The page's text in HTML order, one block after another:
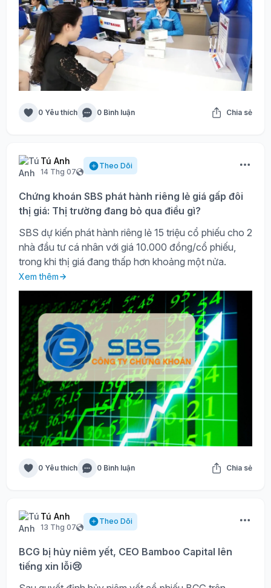
0 Yêu thích 0 Bình luận Chia sẻ
Tú Anh
14 Thg 07
Theo Dõi
Chứng khoán SBS phát hành riêng lẻ giá gấp đôi
thị giá: Thị trường đang bỏ qua điều gì?
SBS dự kiến phát hành riêng lẻ 15 triệu cổ phiếu cho 2
nhà đầu tư cá nhân với giá 10.000 đồng/cổ phiếu,
trong khi thị giá đang thấp hơn khoảng một nửa.
Xem thêm
0 Yêu thích 0 Bình luận Chia sẻ
Tú Anh
13 Thg 07
Theo Dõi
BCG bị hủy niêm yết, CEO Bamboo Capital lên
tiếng xin lỗi😢